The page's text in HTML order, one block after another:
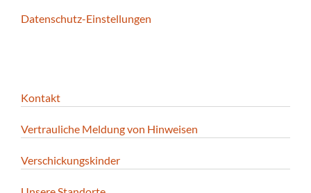
Datenschutz-Einstellungen
Kontakt
Vertrauliche Meldung von Hinweisen
Verschickungskinder